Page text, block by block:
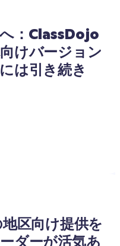
：ClassDojo
けバージョン
は引き続き
区向け提供を
ダーが活気あ